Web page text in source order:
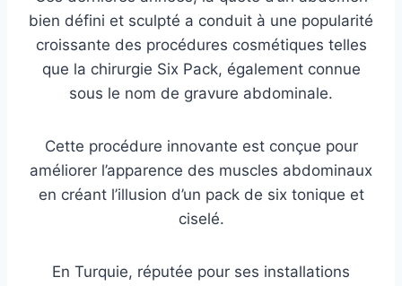
bien défini et sculpté a conduit à une popularité
croissante des procédures cosmétiques telles
que la chirurgie Six Pack, également connue
sous le nom de gravure abdominale.
Cette procédure innovante est conçue pour
améliorer l’apparence des muscles abdominaux
en créant l’illusion d’un pack de six tonique et
ciselé.
En Turquie, réputée pour ses installations